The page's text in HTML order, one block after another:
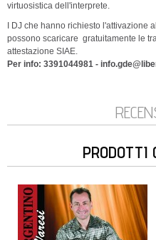
virtuosistica dell'interprete.
I DJ che hanno richiesto l'attivazione
possono scaricare gratuitamente le
attestazione SIAE.
Per info: 3391044981 -
PRODOTTI